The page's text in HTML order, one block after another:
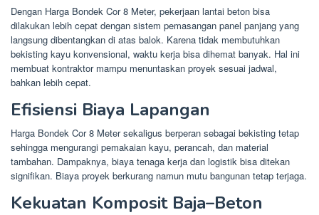
Dengan Harga Bondek Cor 8 Meter, pekerjaan lantai beton bisa
dilakukan lebih cepat dengan sistem pemasangan panel panjang yang
langsung dibentangkan di atas balok. Karena tidak membutuhkan
bekisting kayu konvensional, waktu kerja bisa dihemat banyak. Hal ini
membuat kontraktor mampu menuntaskan proyek sesuai jadwal,
bahkan lebih cepat.
Efisiensi Biaya Lapangan
Harga Bondek Cor 8 Meter sekaligus berperan sebagai bekisting tetap
sehingga mengurangi pemakaian kayu, perancah, dan material
tambahan. Dampaknya, biaya tenaga kerja dan logistik bisa ditekan
signifikan. Biaya proyek berkurang namun mutu bangunan tetap terjaga.
Kekuatan Komposit Baja–Beton